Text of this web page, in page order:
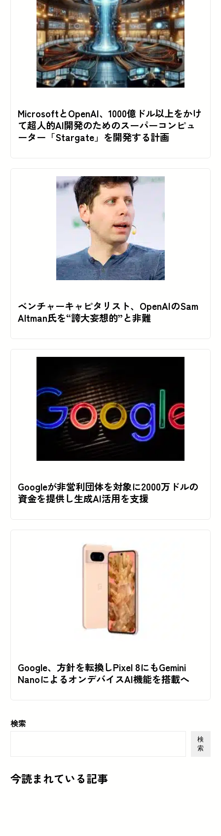
MicrosoftとOpenAI、1000億ドル以上をかけ
て超人的AI開発のためのスーパーコンピュ
ーター「Stargate」を開発する計画
ベンチャーキャピタリスト、OpenAIのSam
Altman氏を“誇大妄想的”と非難
Googleが非営利団体を対象に2000万ドルの
資金を提供し生成AI活用を支援
Google、方針を転換しPixel 8にもGemini
NanoによるオンデバイスAI機能を搭載へ
検索
検
索
今読まれている記事